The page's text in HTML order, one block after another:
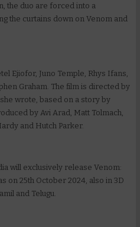
the duo are forced into a
the curtains down on Venom and
Ejiofor, Juno Temple, Rhys Ifans,
Graham. The film is directed by
wrote, based on a story by
by Avi Arad, Matt Tolmach,
and Hutch Parker.
will exclusively release Venom:
on 25th October 2024, also in 3D
and Telugu.